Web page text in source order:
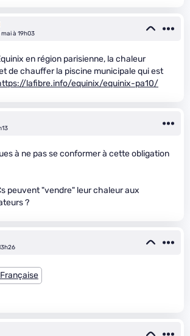
mai à 19h03
en région parisienne, la chaleur
de chauffer la piscine municipale qui est
lafibre.info/equinix/equinix-pa10/
à ne pas se conformer à cette obligation
peuvent "vendre" leur chaleur aux
?